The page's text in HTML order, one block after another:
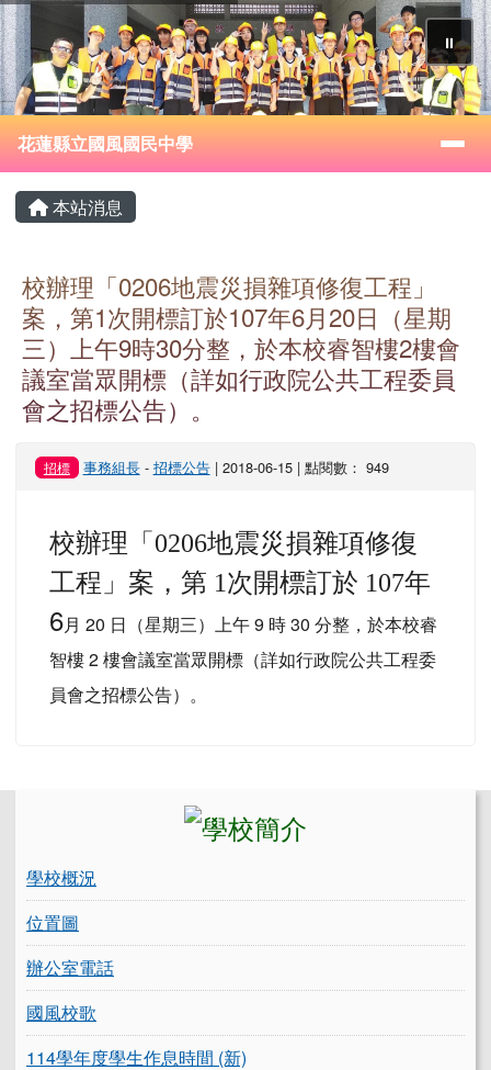
跳至主內容區
花蓮縣立國風國民中學
⏸
導覽列
花蓮縣立國風國民中學
主內容區域
本站消息
校辦理「0206地震災損雜項修復工程」
案，第1次開標訂於107年6月20日（星期
三）上午9時30分整，於本校睿智樓2樓會
議室當眾開標（詳如行政院公共工程委員
會之招標公告）。
招標 事務組長- 招標公告| 2018-06-15 | 點閱數： 949
校辦理「 0206地震災損雜項修復
工程 」案，第 1次開標訂於 107年
6月 20 日（星期三）上午 9 時 30 分整，於本校睿
智樓 2 樓會議室當眾開標（詳如行政院公共工程委
員會之招標公告）。
學校概況
位置圖
辦公室電話
國風校歌
114學年度學生作息時間 (新)
頁尾區域